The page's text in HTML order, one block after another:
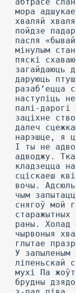
мора
хваляй
пойдзе
пасля
мінулым
пяскі
загайдаюць
даруюць
разаб’ецца
наступіць
палі-
заціхне
далеч
нарэшце, я
I ты не
адводжу.
кладзецца
сціскаеш
вочы.
чым
снягоў мой
раны. Холад
чырвоныя
глытае
У запыленым
ліпеньскай
мухі Па
брудны